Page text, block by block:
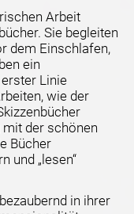
Arbeit
Sie begleiten
dem Einschlafen,
ein
Linie
wie der
der schönen
Bücher
und „lesen“
in ihrer